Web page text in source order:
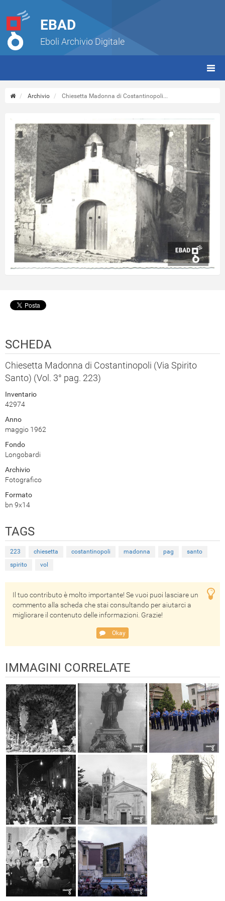
EBAD
Eboli Archivio Digitale
Archivio Chiesetta Madonna di Costantinopoli...
SCHEDA
Chiesetta Madonna di Costantinopoli (Via Spirito
Santo) (Vol. 3° pag. 223)
Inventario
42974
Anno
maggio 1962
Fondo
Longobardi
Archivio
Fotografico
Formato
bn 9x14
TAGS
223 chiesetta costantinopoli madonna pag
santo
spirito
vol
Il tuo contributo è molto importante! Se vuoi puoi lasciare un
commento alla scheda che stai consultando per aiutarci a
migliorare il contenuto delle informazioni. Grazie!
Okay
IMMAGINI CORRELATE